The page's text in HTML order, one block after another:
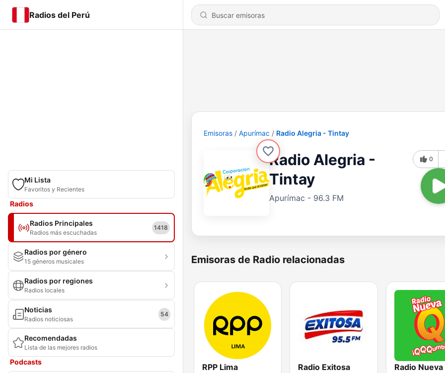
Radios del Perú
Mi Lista
Favoritos y Recientes
Radios
Radios Principales
Radios más escuchadas
1418
Radios por género
15 géneros musicales
Radios por regiones
Radios locales
Noticias
Radios noticiosas
54
Recomendadas
Lista de las mejores radios
Podcasts
Emisoras Apurímac Radio Alegria - Tintay
Radio Alegria -
Tintay
Apurímac - 96.3 FM
0
Emisoras de Radio relacionadas
RPP Lima Radio Exitosa Radio Nueva